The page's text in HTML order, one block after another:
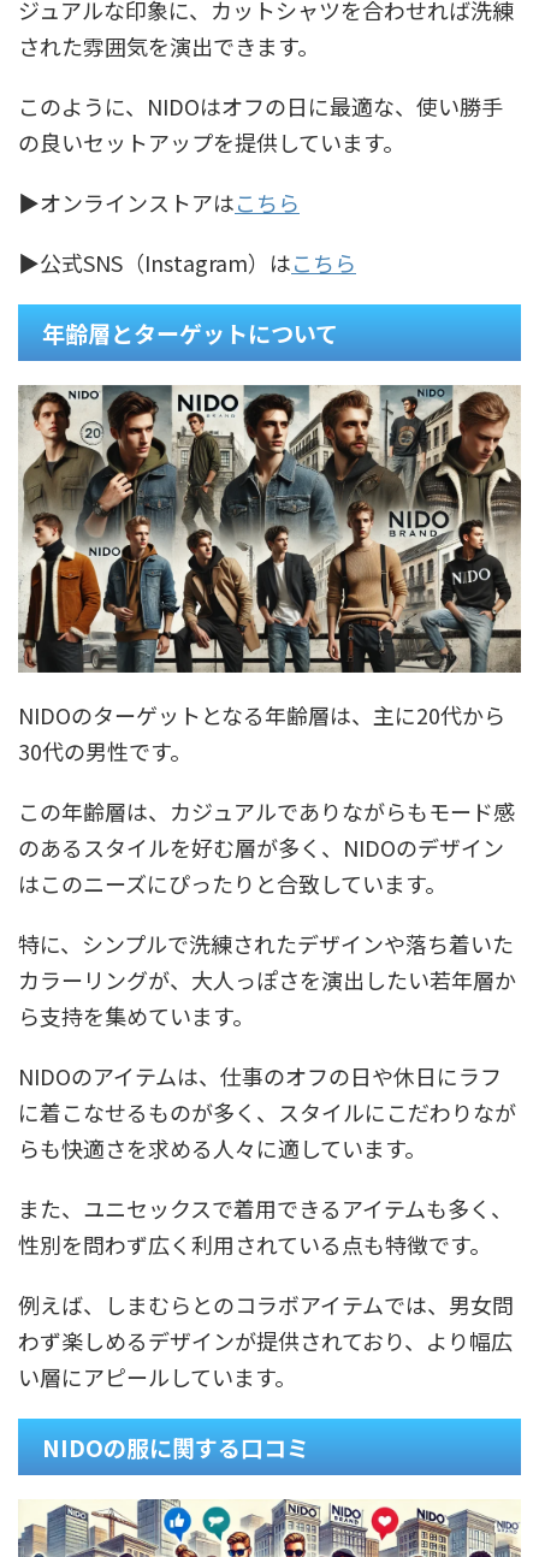
ジュアルな印象に、カットシャツを合わせれば洗練
された雰囲気を演出できます。
このように、NIDOはオフの日に最適な、使い勝手
の良いセットアップを提供しています。
▶オンラインストアはこちら
▶公式SNS（Instagram）はこちら
年齢層とターゲットについて
NIDOのターゲットとなる年齢層は、主に20代から
30代の男性です。
この年齢層は、カジュアルでありながらもモード感
のあるスタイルを好む層が多く、NIDOのデザイン
はこのニーズにぴったりと合致しています。
特に、シンプルで洗練されたデザインや落ち着いた
カラーリングが、大人っぽさを演出したい若年層か
ら支持を集めています。
NIDOのアイテムは、仕事のオフの日や休日にラフ
に着こなせるものが多く、スタイルにこだわりなが
らも快適さを求める人々に適しています。
また、ユニセックスで着用できるアイテムも多く、
性別を問わず広く利用されている点も特徴です。
例えば、しまむらとのコラボアイテムでは、男女問
わず楽しめるデザインが提供されており、より幅広
い層にアピールしています。
NIDOの服に関する口コミ